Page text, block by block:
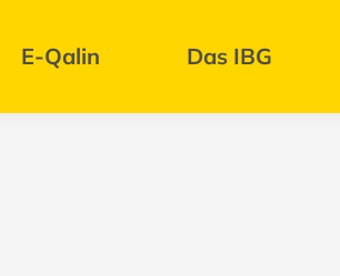
E-Qalin Das IBG